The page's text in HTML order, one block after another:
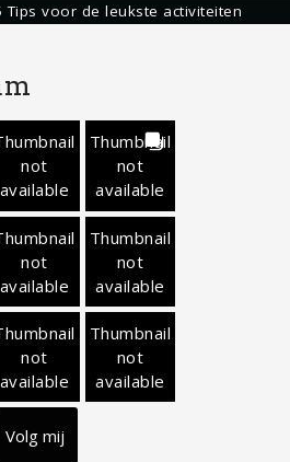
Tips voor de leukste activiteiten
not
available
Thumbnail
not
available
not
available
Thumbnail
not
available
not
available
Thumbnail
not
available
Volg mij